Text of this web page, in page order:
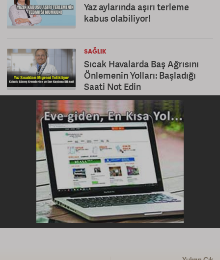
Yaz aylarında aşırı terleme
kabus olabiliyor!
SAĞLIK
Sıcak Havalarda Baş Ağrısını
Önlemenin Yolları: Başladığı
Saati Not Edin